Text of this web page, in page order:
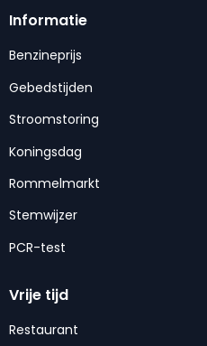
Informatie
Benzineprijs
Gebedstijden
Stroomstoring
Koningsdag
Rommelmarkt
Stemwijzer
PCR-test
Vrije tijd
Restaurant